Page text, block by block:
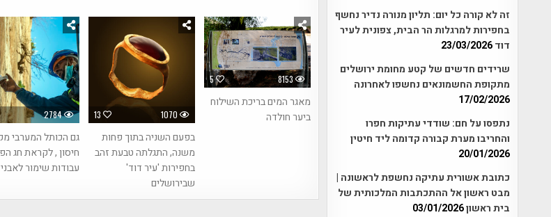
2784
גם הכותל המערבי
חיסון , לקראת חג
עבודות שימור
13 1070
בפעם השניה בתוך פחות
משנה, התגלתה טבעת זהב
בחפירות 'עיר דוד'
שבירושלים
5 8153
מאגר המים בריכת השילוח
ביער חולדה
זה לא קורה כל יום: תליון מנורה נדיר נחשף
בחפירות למרגלות הר הבית, צפונית לעיר
דוד23/03/2026
שרידים חדשים של קטע מחומת ירושלים
מתקופת החשמונאים נחשפו לאחרונה
17/02/2026
נתפסו על חם: שודדי עתיקות חפרו
והחריבו מערת קבורה קדומה ליד חיטין
20/01/2026
כתובת אשורית עתיקה נחשפת לראשונה |
מבט ראשון אל ההתכתבות המלכותית של
בית ראשון03/01/2026